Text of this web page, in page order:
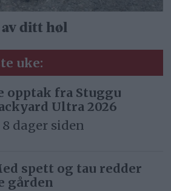
av ditt høl
uke:
opptak fra Stuggu
Ultra 2026
8 dager siden
spett og tau redder
gården